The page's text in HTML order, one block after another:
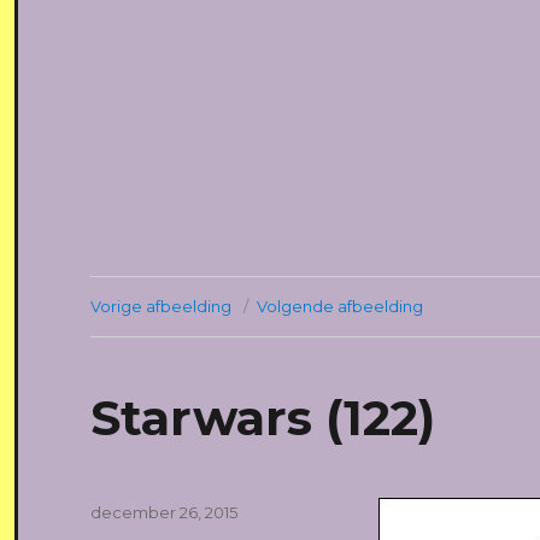
Vorige afbeelding Volgende afbeelding
Starwars (122)
Geplaatst
december 26, 2015